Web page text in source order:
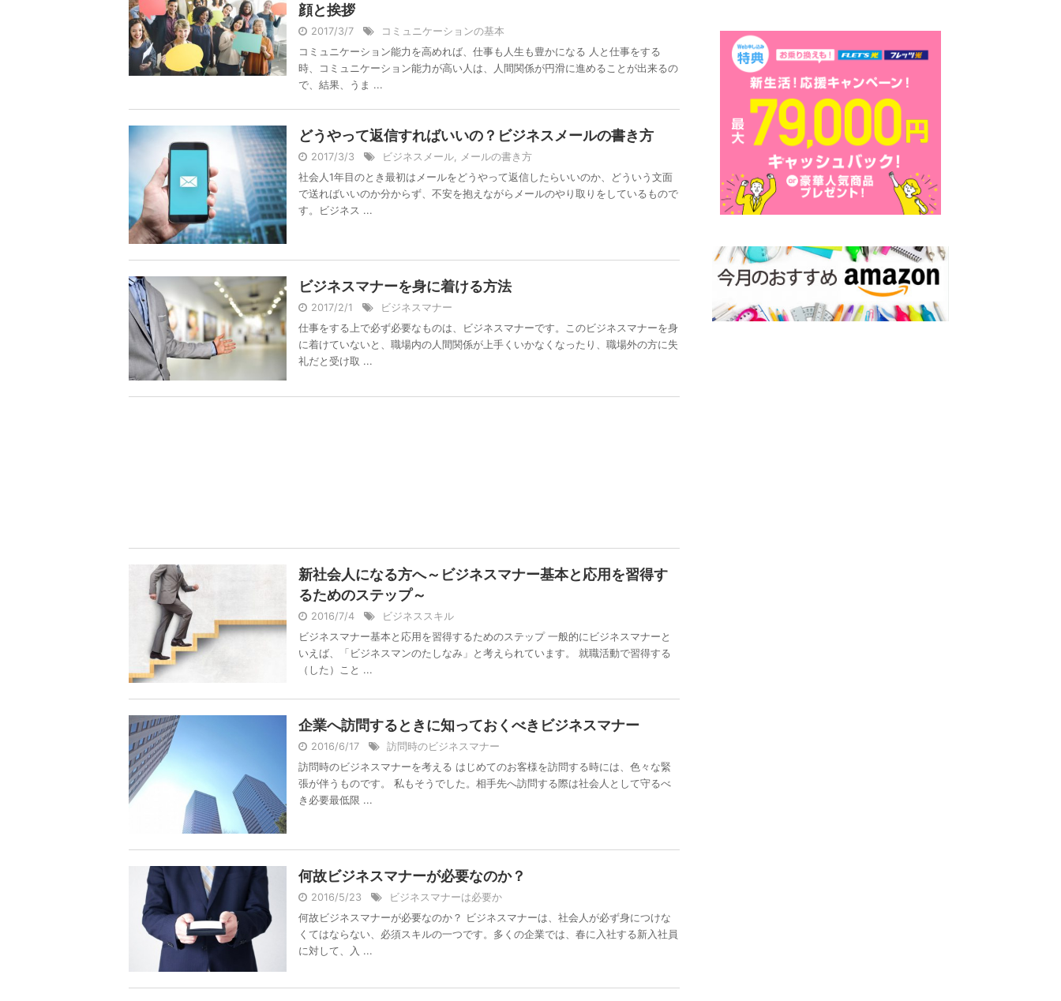
顔と挨拶
2017/3/7
コミュニケーションの基本
コミュニケーション能力を高めれば、仕事も人生も豊かになる 人と仕事をする
時、コミュニケーション能力が高い人は、人間関係が円滑に進めることが出来るの
で、結果、うま ...
どうやって返信すればいいの？ビジネスメールの書き方
2017/3/3 ビジネスメール
メールの書き方
社会人1年目のとき最初はメールをどうやって返信したらいいのか、どういう文面
で送ればいいのか分からず、不安を抱えながらメールのやり取りをしているもので
す。ビジネス ...
ビジネスマナーを身に着ける方法
2017/2/1
ビジネスマナー
仕事をする上で必ず必要なものは、ビジネスマナーです。このビジネスマナーを身
に着けていないと、職場内の人間関係が上手くいかなくなったり、職場外の方に失
礼だと受け取 ...
新社会人になる方へ～ビジネスマナー基本と応用を習得す
るためのステップ～
2016/7/4
ビジネススキル
ビジネスマナー基本と応用を習得するためのステップ 一般的にビジネスマナーと
いえば、「ビジネスマンのたしなみ」と考えられています。 就職活動で習得する
（した）こと ...
企業へ訪問するときに知っておくべきビジネスマナー
2016/6/17
訪問時のビジネスマナー
訪問時のビジネスマナーを考える はじめてのお客様を訪問する時には、色々な緊
張が伴うものです。 私もそうでした。相手先へ訪問する際は社会人として守るべ
き必要最低限 ...
何故ビジネスマナーが必要なのか？
2016/5/23
ビジネスマナーは必要か
何故ビジネスマナーが必要なのか？ ビジネスマナーは、社会人が必ず身につけな
くてはならない、必須スキルの一つです。多くの企業では、春に入社する新入社員
に対して、入 ...